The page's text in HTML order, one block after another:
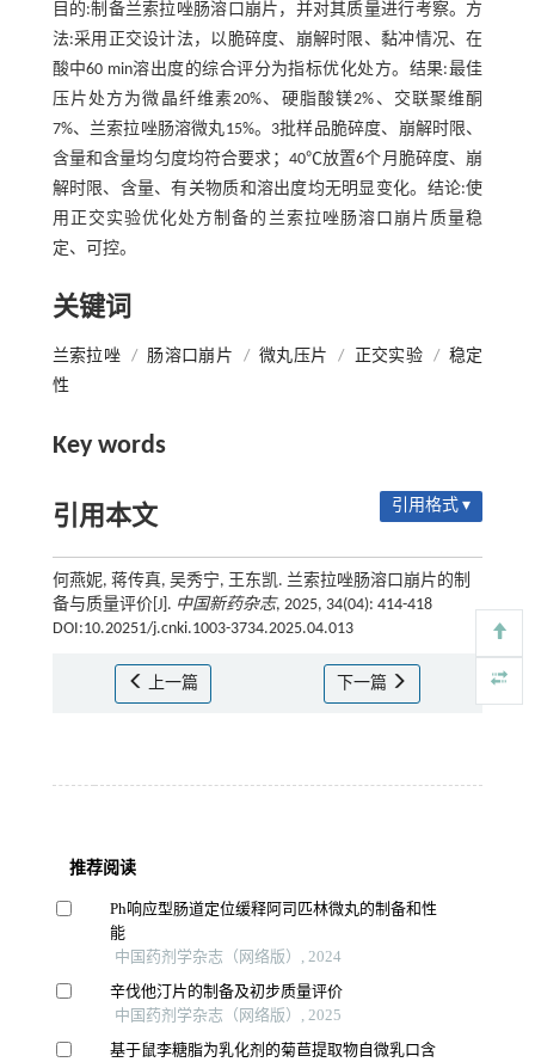
目的:制备兰索拉唑肠溶口崩片，并对其质量进行考察。方
法:采用正交设计法，以脆碎度、崩解时限、黏冲情况、在
酸中60 min溶出度的综合评分为指标优化处方。结果:最佳
压片处方为微晶纤维素20%、硬脂酸镁2%、交联聚维酮
7%、兰索拉唑肠溶微丸15%。3批样品脆碎度、崩解时限、
含量和含量均匀度均符合要求；40℃放置6个月脆碎度、崩
解时限、含量、有关物质和溶出度均无明显变化。结论:使
用正交实验优化处方制备的兰索拉唑肠溶口崩片质量稳
定、可控。
关键词
兰索拉唑 / 肠溶口崩片 / 微丸压片 / 正交实验 / 稳定
性
Key words
引用本文 引用格式 ▾
何燕妮, 蒋传真, 吴秀宁, 王东凯. 兰索拉唑肠溶口崩片的制
备与质量评价[J]. 中国新药杂志, 2025, 34(04): 414-418
DOI:10.20251/j.cnki.1003-3734.2025.04.013
上一篇 下一篇